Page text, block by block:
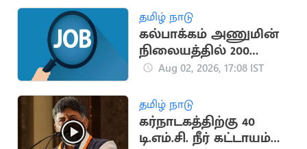
அறிவிப்பு
தமிழ் நாடு
கல்பாக்கம் அணுமின்
நிலையத்தில் 200
அப்ரண்டீஸ்
Aug 02, 2026, 17:08 IST
தமிழ் நாடு
கர்நாடகத்திற்கு 40
டி.எம்.சி. நீர் கட்டாயம்